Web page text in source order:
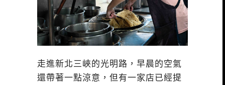
走進新北三峽的光明路，早晨的空氣
還帶著一點涼意，但有一家店已經提